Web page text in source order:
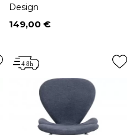
Design
Prix
149,00 €